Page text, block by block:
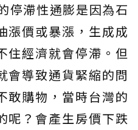
停滯性通膨是因為石
漲價或暴漲，生成成
住經濟就會停滯。但
會導致通貨緊縮的問
敢購物，當時台灣的
呢？會產生房價下跌